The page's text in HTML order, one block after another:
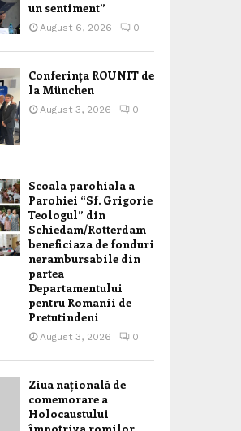
un sentiment”
August 6, 2026 0
Conferința ROUNIT de
la München
August 3, 2026 0
Scoala parohiala a
Parohiei “Sf. Grigorie
Teologul” din
Schiedam/Rotterdam
beneficiaza de fonduri
nerambursabile din
partea
Departamentului
pentru Romanii de
Pretutindeni
August 3, 2026 0
Ziua națională de
comemorare a
Holocaustului